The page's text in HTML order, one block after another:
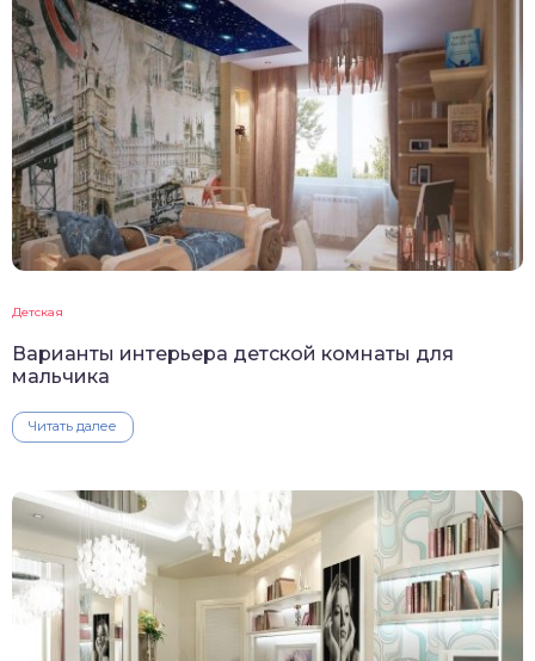
Детская
Варианты интерьера детской комнаты для
мальчика
Читать далее